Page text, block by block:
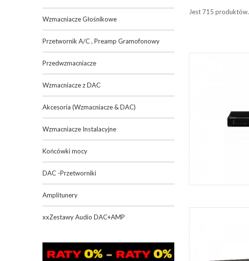
Wzmacniacze Głośnikowe
Przetwornik A/C , Preamp Gramofonowy
Przedwzmacniacze
Wzmacniacze z DAC
Akcesoria (Wzmacniacze & DAC)
Wzmacniacze Instalacyjne
Końcówki mocy
DAC -Przetworniki
Amplitunery
xxZestawy Audio DAC+AMP
Jest 715 produktów.